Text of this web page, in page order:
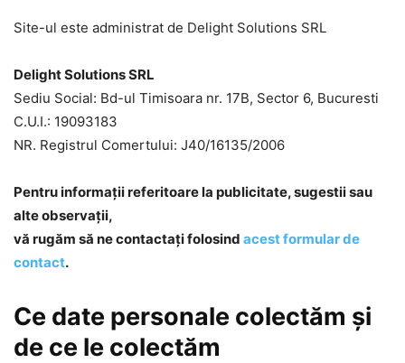
Site-ul este administrat de Delight Solutions SRL
Delight Solutions SRL
Sediu Social: Bd-ul Timisoara nr. 17B, Sector 6, Bucuresti
C.U.I.: 19093183
NR. Registrul Comertului: J40/16135/2006
Pentru informaţii referitoare la publicitate, sugestii sau
alte observații,
vă rugăm să ne contactați folosind acest formular de
contact.
Ce date personale colectăm și
de ce le colectăm